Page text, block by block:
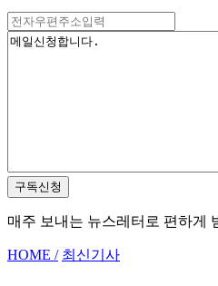
구독신청
매주 보내는 뉴스레터로 편하게
HOME / 최신기사